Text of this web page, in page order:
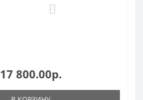
17 800.00р.